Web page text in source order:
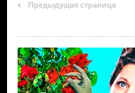
Предыдущая страница